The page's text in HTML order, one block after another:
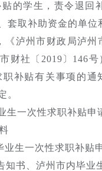
的学生，责令退
套取补助资金的单位
《泸州市财政局泸
财社〔2019〕146
补贴有关事项的通
。
生一次性求职补贴申
生一次性求职补贴
知书、泸州市内毕业